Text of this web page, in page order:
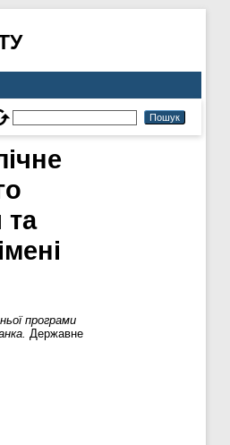
та
програми
Державне